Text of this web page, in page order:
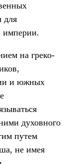
для
империи.
на греко-
и южных
духовного
путем
не имея